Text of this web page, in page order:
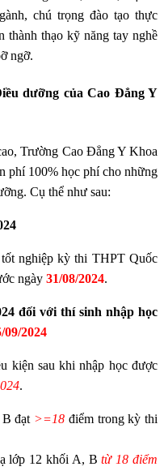
chú trọng đào tạo thực
thành thạo kỹ năng tay nghề
ngỡ.
dưỡng của Cao Đẳng Y
Trường Cao Đẳng Y Khoa
phí 100% học phí cho những
Cụ thể như sau:
nghiệp kỳ thi THPT Quốc
ngày 31/08/2024.
đối với thí sinh nhập học
09/2024
kiện sau khi nhập học được
.
đạt >=18 điểm trong kỳ thi
lớp 12 khối A, Btừ 18 điểm